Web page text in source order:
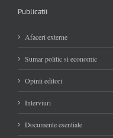
Publicatii
Afaceri externe
Sumar politic si economic
Opinii editori
Interviuri
Documente esentiale